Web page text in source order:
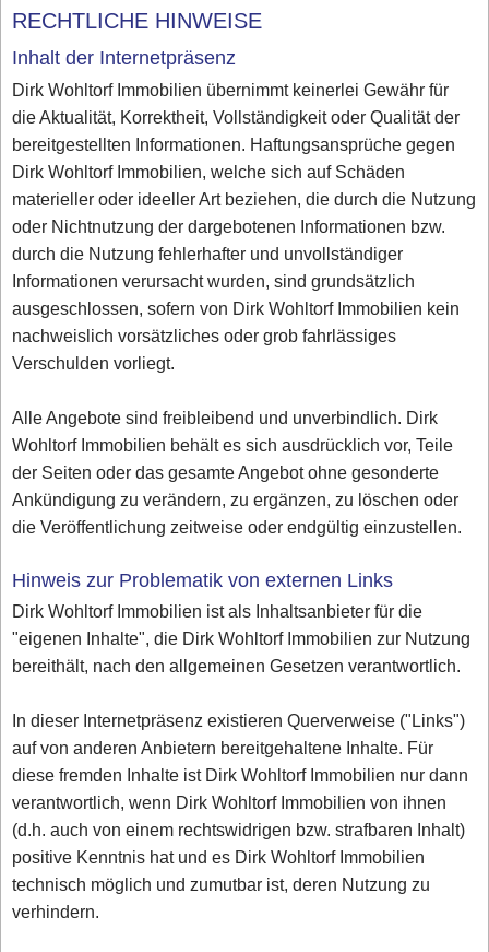
RECHTLICHE HINWEISE
Inhalt der Internetpräsenz
Dirk Wohltorf Immobilien übernimmt keinerlei Gewähr für
die Aktualität, Korrektheit, Vollständigkeit oder Qualität der
bereitgestellten Informationen. Haftungsansprüche gegen
Dirk Wohltorf Immobilien, welche sich auf Schäden
materieller oder ideeller Art beziehen, die durch die Nutzung
oder Nichtnutzung der dargebotenen Informationen bzw.
durch die Nutzung fehlerhafter und unvollständiger
Informationen verursacht wurden, sind grundsätzlich
ausgeschlossen, sofern von Dirk Wohltorf Immobilien kein
nachweislich vorsätzliches oder grob fahrlässiges
Verschulden vorliegt.
Alle Angebote sind freibleibend und unverbindlich. Dirk
Wohltorf Immobilien behält es sich ausdrücklich vor, Teile
der Seiten oder das gesamte Angebot ohne gesonderte
Ankündigung zu verändern, zu ergänzen, zu löschen oder
die Veröffentlichung zeitweise oder endgültig einzustellen.
Hinweis zur Problematik von externen Links
Dirk Wohltorf Immobilien ist als Inhaltsanbieter für die
"eigenen Inhalte", die Dirk Wohltorf Immobilien zur Nutzung
bereithält, nach den allgemeinen Gesetzen verantwortlich.
In dieser Internetpräsenz existieren Querverweise ("Links")
auf von anderen Anbietern bereitgehaltene Inhalte. Für
diese fremden Inhalte ist Dirk Wohltorf Immobilien nur dann
verantwortlich, wenn Dirk Wohltorf Immobilien von ihnen
(d.h. auch von einem rechtswidrigen bzw. strafbaren Inhalt)
positive Kenntnis hat und es Dirk Wohltorf Immobilien
technisch möglich und zumutbar ist, deren Nutzung zu
verhindern.